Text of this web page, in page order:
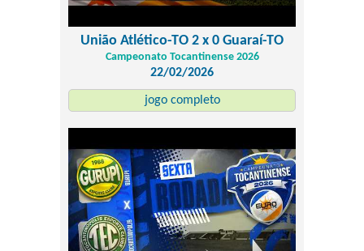
União Atlético-TO 2 x 0 Guaraí-TO
Campeonato Tocantinense 2026
22/02/2026
jogo completo